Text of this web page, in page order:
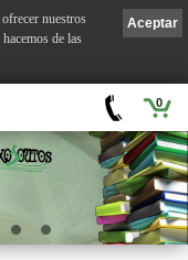
0
Aceptar
nuestros
de las